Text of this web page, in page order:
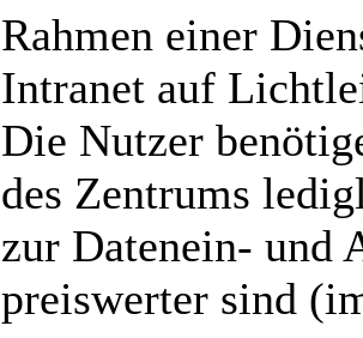
Rahmen einer
Intranet auf
Die Nutzer
des Zentrums
zur Datenein- und
preiswerter sind